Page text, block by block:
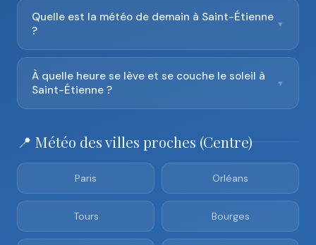
Quelle est la météo de demain à Saint-Étienne
?
▼
À quelle heure se lève et se couche le soleil à
Saint-Étienne ?
▼
📍 Météo des villes proches (Centre)
Paris Orléans
Tours Bourges